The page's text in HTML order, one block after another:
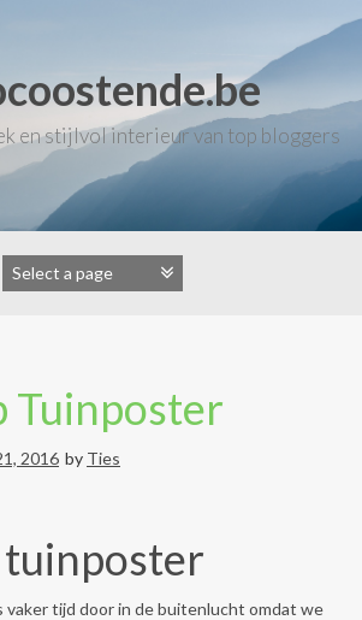
en stijlvol interieur van top bloggers
Tuinposter
2016 by Ties
tuinposter
vaker tijd door in de buitenlucht omdat we